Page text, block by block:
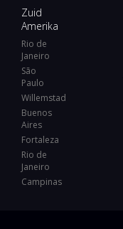
Zuid
Amerika
Rio de
Janeiro
São
Paulo
Willemstad
Buenos
Aires
Fortaleza
Rio de
Janeiro
Campinas